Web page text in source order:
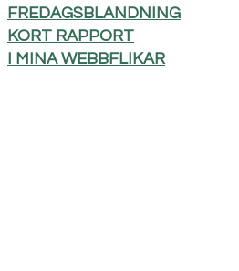
FREDAGSBLANDNING
KORT RAPPORT
I MINA WEBBFLIKAR